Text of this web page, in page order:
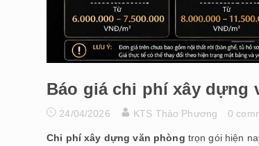
Báo giá chi phí xây dựng
24/04/2026 KTS Thảo Phương 0
Chi phí xây dựng văn phòng trọn gói hiện